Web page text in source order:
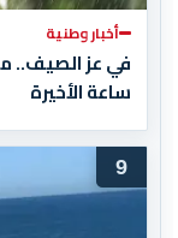
أخبار وطنية
ساعة الأخيرة
9